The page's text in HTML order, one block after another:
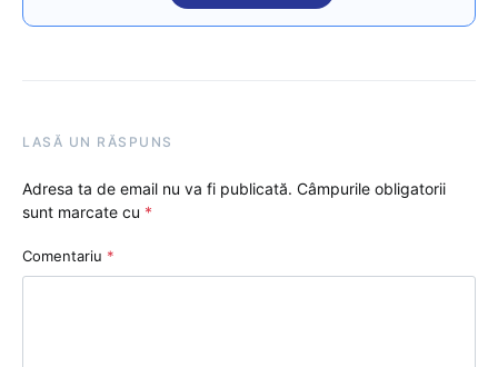
LASĂ UN RĂSPUNS
Adresa ta de email nu va fi publicată. Câmpurile obligatorii
sunt marcate cu *
Comentariu *